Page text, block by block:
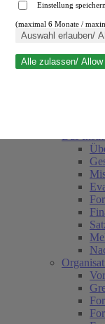
Suche
Einstellung
(maximal 6 Monate /
Auswahl erlauben/
Alle zulassen/ Allow